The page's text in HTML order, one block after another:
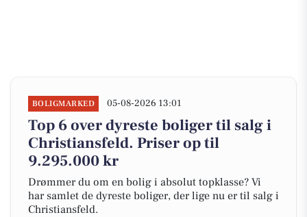
BOLIGMARKED 05-08-2026 13:01
Top 6 over dyreste boliger til salg i
Christiansfeld. Priser op til
9.295.000 kr
Drømmer du om en bolig i absolut topklasse? Vi
har samlet de dyreste boliger, der lige nu er til salg i
Christiansfeld.